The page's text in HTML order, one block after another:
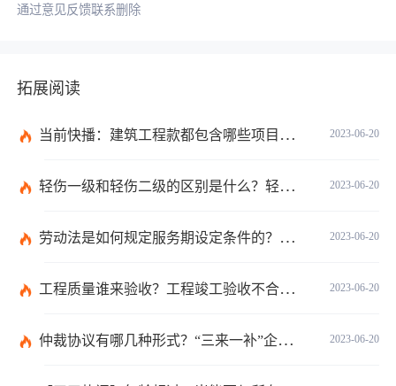
通过意见反馈联系删除
拓展阅读
2023-06-20
当前快播：建筑工程款都包含哪些项目？建筑施工纠纷管辖法院如何确定？
2023-06-20
轻伤一级和轻伤二级的区别是什么？轻伤一级的内容都包括哪些？
2023-06-20
劳动法是如何规定服务期设定条件的？劳动法调整的劳动关系包含哪些呢？
2023-06-20
工程质量谁来验收？工程竣工验收不合格如何处理？-焦点关注
2023-06-20
仲裁协议有哪几种形式？“三来一补”企业的劳动仲裁争议申诉书主体是谁？-全球焦点